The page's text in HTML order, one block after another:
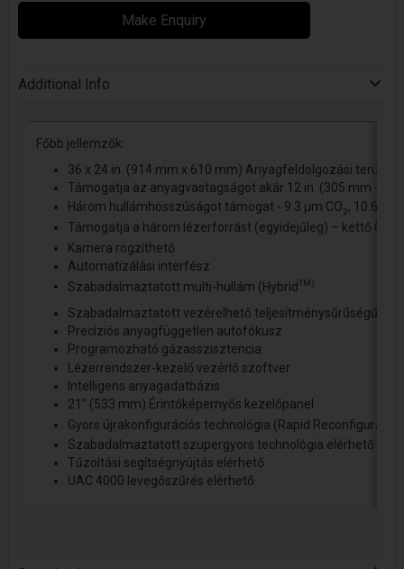
Make Enquiry
Additional Info
Főbb jellemzők:
36 x 24 in. (914 mm x 610 mm) Anyagfeldolgozási terület
Támogatja az anyagvastagságot akár 12 in. (305 mm - ig)
Három hullámhosszúságot támogat - 9.3 µm CO2, 10.6 µm
Támogatja a három lézerforrást (egyidejűleg) – kettő CO
Kamera rögzíthető
Automatizálási interfész
Szabadalmaztatott multi-hullám (HybridTM)
Szabadalmaztatott vezérelhető teljesítménysűrűségű
Precíziós anyagfüggetlen autofókusz
Programozható gázasszisztencia
Lézerrendszer-kezelő vezérlő szoftver
Intelligens anyagadatbázis
21” (533 mm) Érintőképernyős kezelőpanel
Gyors újrakonfigurációs technológia (Rapid Reconfiguration
Szabadalmaztatott szupergyors technológia elérhető
Tűzoltási segítségnyújtás elérhető
UAC 4000 levegőszűrés elérhető